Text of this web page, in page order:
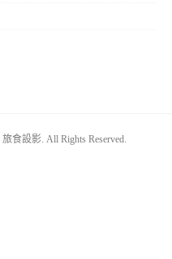
食設影. All Rights Reserved.